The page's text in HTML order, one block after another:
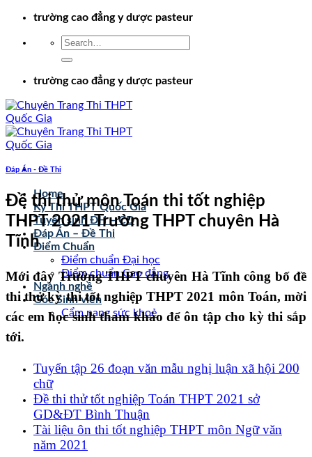
Chuyểntrường cao đẳng y dược pasteur
trường cao đẳng y dược pasteur
Home
Kỳ Thi THPT Quốc Gia
Tuyển sinh ĐH – CĐ
Đáp Án – Đề Thi
Điểm Chuẩn
Điểm chuẩn Đại học
Điểm chuẩn Cao đẳng
Ngành nghề
Góc Sinh viên
Cẩm nang sức khoẻ
Đáp Án - Đề Thi
Đề thi thử môn Toán thi tốt nghiệp
THPT 2021 Trường THPT chuyên Hà
Tĩnh
Mới đây Trường THPT chuyên Hà Tĩnh công bố đề
thi thử kỳ thi tốt nghiệp THPT 2021 môn Toán, mời
các em học sinh tham khảo để ôn tập cho kỳ thi sắp
tới.
Tuyển tập 26 đoạn văn mẫu nghị luận xã hội 200
chữ
Đề thi thử tốt nghiệp Toán THPT 2021 sở
GD&ĐT Bình Thuận
Tài liệu ôn thi tốt nghiệp THPT môn Ngữ văn
năm 2021